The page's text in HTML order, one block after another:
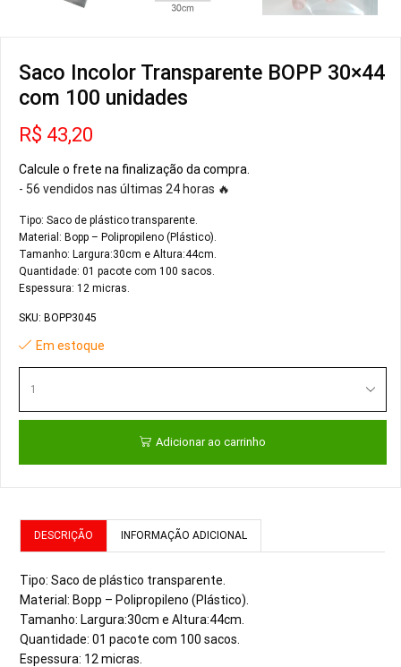
Saco Incolor Transparente BOPP 30×44
com 100 unidades
R$ 43,20
Calcule o frete na finalização da compra.
- 56 vendidos nas últimas 24 horas 🔥
Tipo: Saco de plástico transparente.
Material: Bopp – Polipropileno (Plástico).
Tamanho: Largura:30cm e Altura:44cm.
Quantidade: 01 pacote com 100 sacos.
Espessura: 12 micras.
SKU: BOPP3045
Em estoque
Adicionar ao carrinho
DESCRIÇÃO INFORMAÇÃO ADICIONAL
Tipo: Saco de plástico transparente.
Material: Bopp – Polipropileno (Plástico).
Tamanho: Largura:30cm e Altura:44cm.
Quantidade: 01 pacote com 100 sacos.
Espessura: 12 micras.